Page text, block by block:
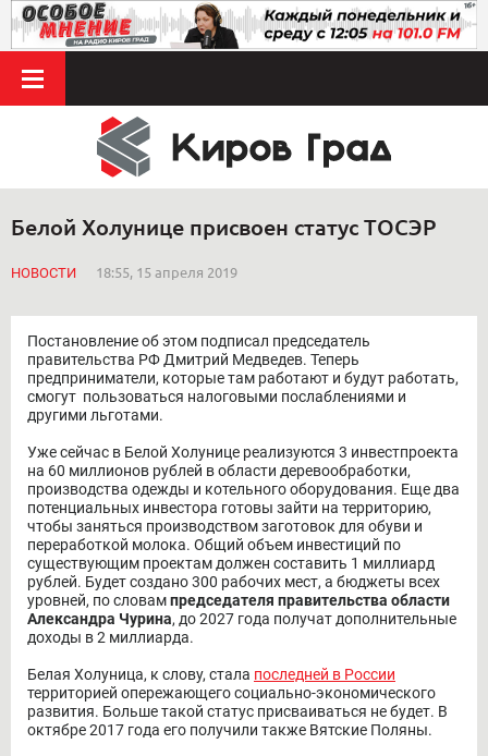
Белой Холунице присвоен статус ТОСЭР
НОВОСТИ 18:55, 15 апреля 2019
Постановление об этом подписал председатель
правительства РФ Дмитрий Медведев. Теперь
предприниматели, которые там работают и будут работать,
смогут пользоваться налоговыми послаблениями и
другими льготами.
Уже сейчас в Белой Холунице реализуются 3 инвестпроекта
на 60 миллионов рублей в области деревообработки,
производства одежды и котельного оборудования. Еще два
потенциальных инвестора готовы зайти на территорию,
чтобы заняться производством заготовок для обуви и
переработкой молока. Общий объем инвестиций по
существующим проектам должен составить 1 миллиард
рублей. Будет создано 300 рабочих мест, а бюджеты всех
уровней, по словампредседателя правительства области
Александра Чурина, до 2027 года получат дополнительные
доходы в 2 миллиарда.
Белая Холуница, к слову, стала последней в России
территорией опережающего социально-экономического
развития. Больше такой статус присваиваться не будет. В
октябре 2017 года его получили также Вятские Поляны.